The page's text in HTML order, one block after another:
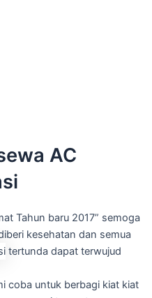
AC
Tahun baru 2017” semoga
kesehatan dan semua
tertunda dapat terwujud
coba untuk berbagi kiat kiat